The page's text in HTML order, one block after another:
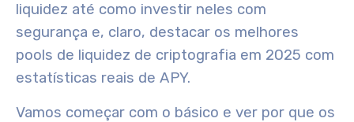
liquidez até como investir neles com
segurança e, claro, destacar os melhores
pools de liquidez de criptografia em 2025 com
estatísticas reais de APY.
Vamos começar com o básico e ver por que os